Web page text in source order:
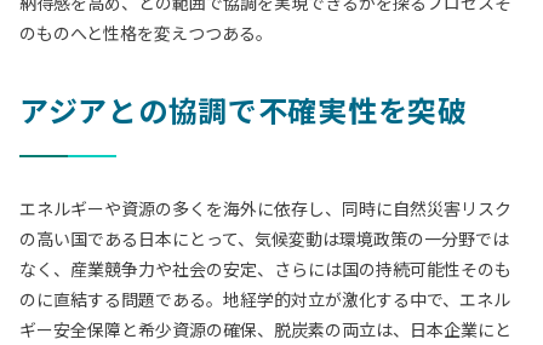
のものへと性格を変えつつある。
アジアとの協調で不確実性を突破
エネルギーや資源の多くを海外に依存し、同時に自然災害リスク
の高い国である日本にとって、気候変動は環境政策の一分野では
なく、産業競争力や社会の安定、さらには国の持続可能性そのも
のに直結する問題である。地経学的対立が激化する中で、エネル
ギー安全保障と希少資源の確保、脱炭素の両立は、日本企業にと